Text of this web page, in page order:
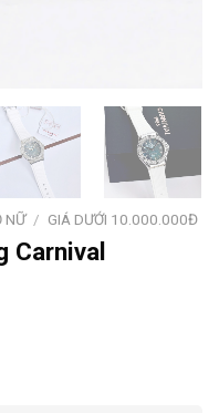
NỮ / GIÁ DƯỚI 10.000.000Đ
Carnival